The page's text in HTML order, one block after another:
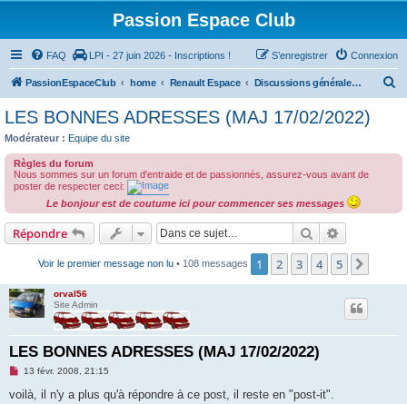
Passion Espace Club
FAQ LPI - 27 juin 2026 - Inscriptions ! Connexion
S’enregistrer
PassionEspaceClub home Renault Espace Discussions générales sur le Renault Espace
c
LES BONNES ADRESSES (MAJ 17/02/2022)
Modérateur : Equipe du site
Règles du forum
Nous sommes sur un forum d'entraide et de passionnés, assurez-vous avant de
poster de respecter ceci:
Le bonjour est de coutume ici pour commencer ses messages
Répondre Rechercher
Voir le premier message non lu • 108 messages 1 2 3 4 5
orval56
Site Admin
LES BONNES ADRESSES (MAJ 17/02/2022)
M
s
13 févr. 2008, 21:15
voilà, il n'y a plus qu'à répondre à ce post, il reste en "post-it".